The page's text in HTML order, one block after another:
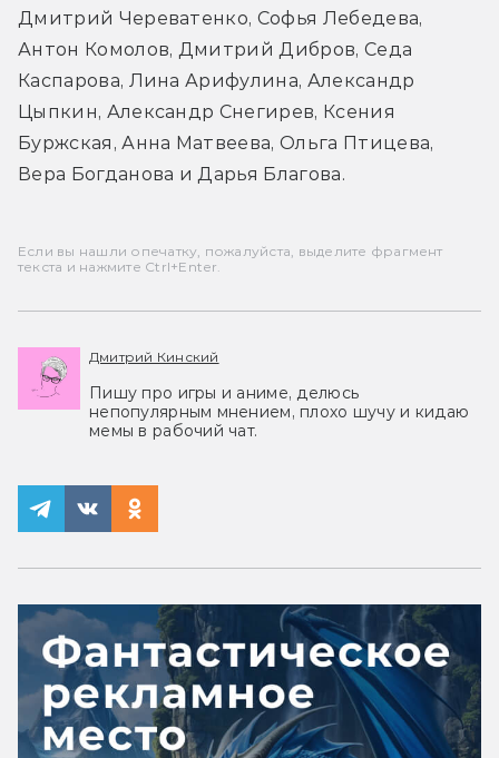
Дмитрий Череватенко, Софья Лебедева,
Антон Комолов, Дмитрий Дибров, Седа
Каспарова, Лина Арифулина, Александр
Цыпкин, Александр Снегирев, Ксения
Буржская, Анна Матвеева, Ольга Птицева,
Вера Богданова и Дарья Благова.
Если вы нашли опечатку, пожалуйста, выделите фрагмент
текста и нажмите Ctrl+Enter.
Дмитрий Кинский
Пишу про игры и аниме, делюсь
непопулярным мнением, плохо шучу и кидаю
мемы в рабочий чат.